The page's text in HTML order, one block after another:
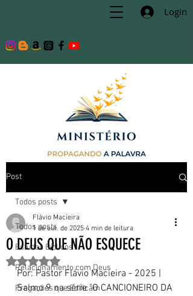
Login
Post
Todos posts
Estudos Bíblicos
Relacionamento com Deus
Pregações que Edificam
Todos posts
O DEUS QUE NÃO ESQUECE
Flávio Macieira
1 de out. de 2025 4 min de leitura
Avaliado com NaN de 5 estrelas.
Por: Pastor Flávio Macieira - 2025 |
Salmo 9 na série "O CANCIONEIRO DA